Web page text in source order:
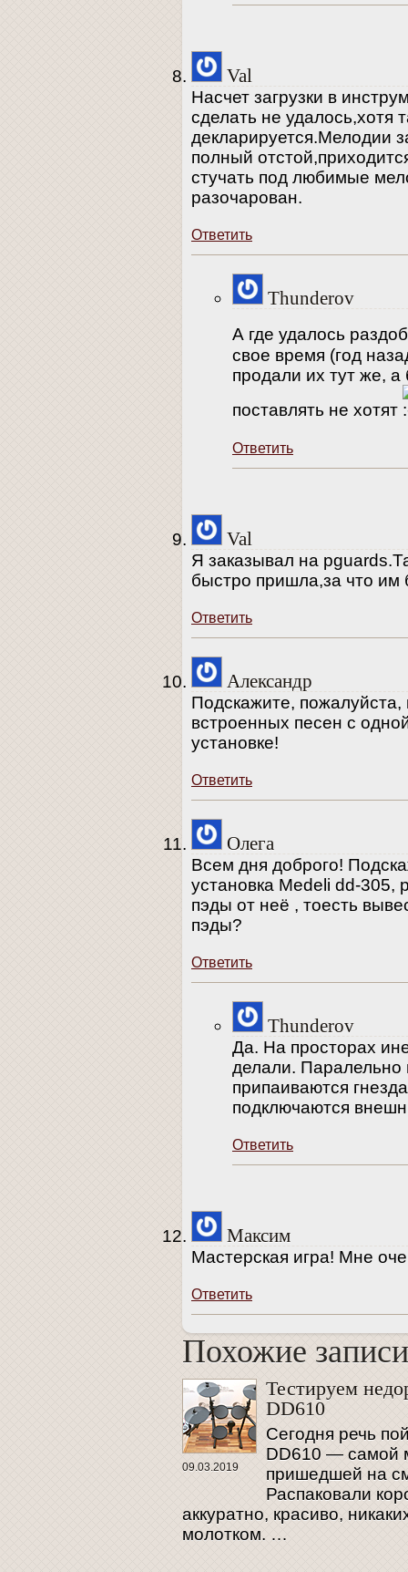
Val
Насчет загрузки в
сделать не удалось,хотя
декларируется.Мелодии
полный
стучать под любимые
разочарован.
Ответить
Thunderov
А где удалось
свое время (год
продали их тут же,
поставлять не хотят
Ответить
Val
Я заказывал на
быстро пришла,за что им
Ответить
Александр
Подскажите, пожалуйста,
встроенных песен с
установке!
Ответить
Олега
Всем дня доброго!
установка Medeli dd-305,
пэды от неё , тоесть
пэды?
Ответить
Thunderov
Да. На просторах
делали.
припаиваются
подключаются
Ответить
Максим
Мастерская игра! Мне
Ответить
Похожие записи
Похожие записи
09.03.2019
Тестируем
DD610
Сегодня речь
DD610 — самой
пришедшей на
Распаковали
аккуратно, красиво,
молотком. …